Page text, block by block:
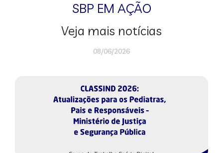
SBP EM AÇÃO
Veja mais notícias
08/06/2026